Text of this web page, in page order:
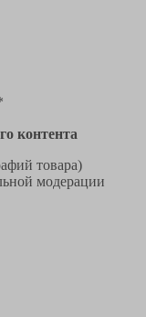
контента
товара)
модерации